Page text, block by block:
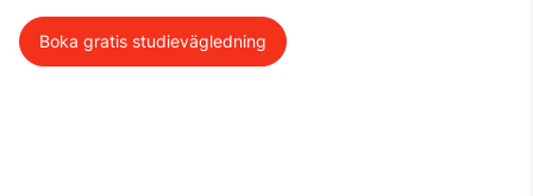
Boka gratis studievägledning